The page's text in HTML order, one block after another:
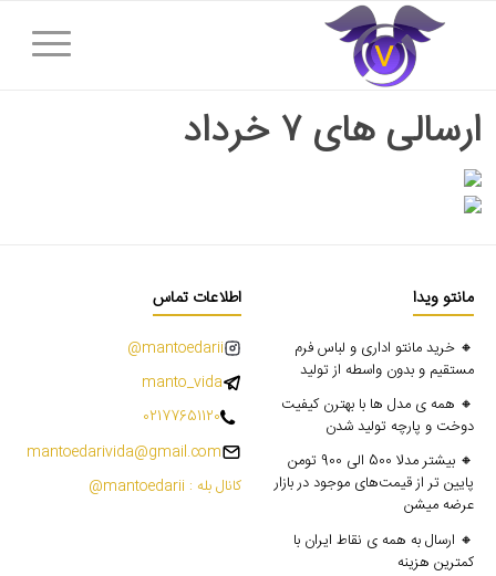
ارسالی های ۷ خرداد
مانتو ویدا
🔸 خرید مانتو اداری و لباس فرم
مستقیم و بدون واسطه از تولید
🔸 همه ی مدل ها با بهترن کیفیت
دوخت و پارچه تولید شدن
🔸 بیشتر مدلا 500 الی 900 تومن
پایین تر از قیمت‌های موجود در بازار
عرضه میشن
🔸 ارسال به همه ی نقاط ایران با
کمترین هزینه
اطلاعات تماس
mantoedarii@
manto_vida
02177651120
mantoedarivida@gmail.com
کانال بله : mantoedarii@